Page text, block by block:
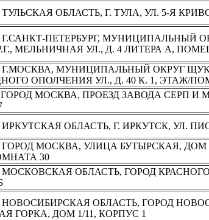
ТУЛЬСКАЯ ОБЛАСТЬ, Г. ТУЛА, УЛ. 5-Я
Г.САНКТ-ПЕТЕРБУРГ, МУНИЦИПАЛЬНЫЙ
МЕЛЬНИЧНАЯ УЛ., Д. 4 ЛИТЕРА А,
Г.МОСКВА, МУНИЦИПАЛЬНЫЙ ОКРУГ
ОПОЛЧЕНИЯ УЛ., Д. 40 К. 1, ЭТАЖ/
ГОРОД МОСКВА, ПРОЕЗД ЗАВОДА СЕРП И
ИРКУТСКАЯ ОБЛАСТЬ, Г. ИРКУТСК, УЛ.
ГОРОД МОСКВА, УЛИЦА БУТЫРСКАЯ,
30
МОСКОВСКАЯ ОБЛАСТЬ, ГОРОД
НОВОСИБИРСКАЯ ОБЛАСТЬ, ГОРОД
ГОРКА, ДОМ 1/11, КОРПУС 1